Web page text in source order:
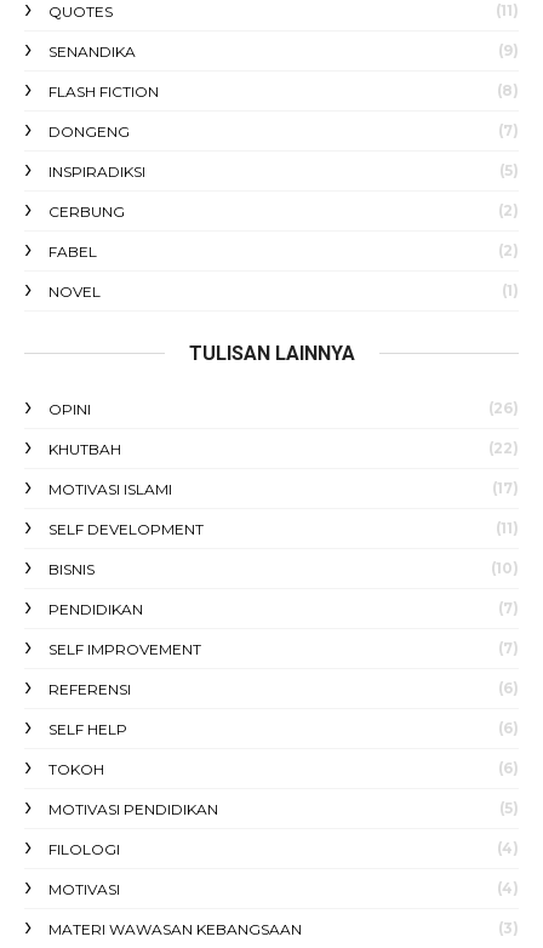
QUOTES (11)
SENANDIKA (9)
FLASH FICTION (8)
DONGENG (7)
INSPIRADIKSI (5)
CERBUNG (2)
FABEL (2)
NOVEL (1)
TULISAN LAINNYA
OPINI (26)
KHUTBAH (22)
MOTIVASI ISLAMI (17)
SELF DEVELOPMENT (11)
BISNIS (10)
PENDIDIKAN (7)
SELF IMPROVEMENT (7)
REFERENSI (6)
SELF HELP (6)
TOKOH (6)
MOTIVASI PENDIDIKAN (5)
FILOLOGI (4)
MOTIVASI (4)
MATERI WAWASAN KEBANGSAAN (3)